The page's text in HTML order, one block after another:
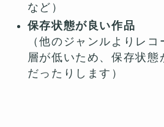
など）
保存状態が良い作品
（他のジャンルよりレ
層が低いため、保存状態
だったりします）